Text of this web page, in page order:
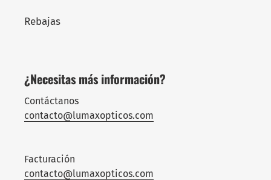
Rebajas
¿Necesitas más información?
Contáctanos
contacto@lumaxopticos.com
Facturación
contacto@lumaxopticos.com